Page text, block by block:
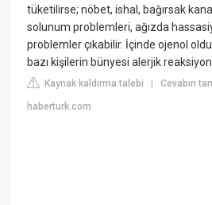
tüketilirse; nöbet, ishal, bağırsak
solunum problemleri, ağızda
problemler çıkabilir. İçinde ojenol
bazı kişilerin bünyesi alerjik
Kaynak kaldırma talebi |Cevabın
haberturk.com